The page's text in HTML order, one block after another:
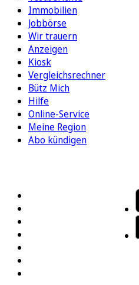
Immobilien
Jobbörse
Wir trauern
Anzeigen
Kiosk
Vergleichsrechner
Bütz Mich
Hilfe
Online-Service
Meine Region
Abo kündigen